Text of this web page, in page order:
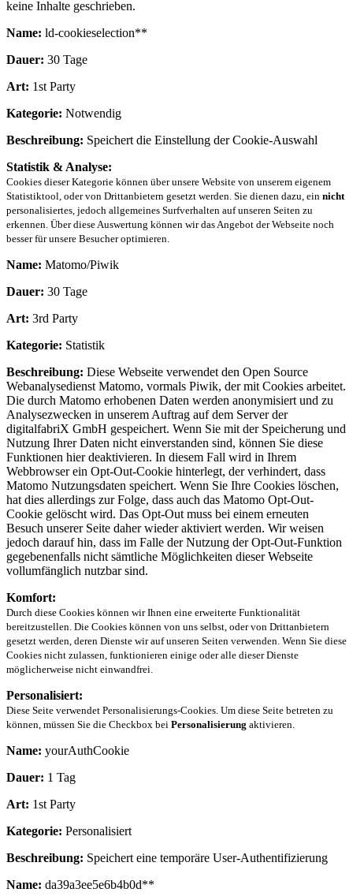
keine Inhalte geschrieben.
Name: ld-cookieselection**
Dauer: 30 Tage
Art: 1st Party
Kategorie: Notwendig
Beschreibung: Speichert die Einstellung der Cookie-Auswahl
Statistik & Analyse:
Cookies dieser Kategorie können über unsere Website von unserem eigenem
Statistiktool, oder von Drittanbietern gesetzt werden. Sie dienen dazu, ein nicht
personalisiertes, jedoch allgemeines Surfverhalten auf unseren Seiten zu
erkennen. Über diese Auswertung können wir das Angebot der Webseite noch
besser für unsere Besucher optimieren.
Name: Matomo/Piwik
Dauer: 30 Tage
Art: 3rd Party
Kategorie: Statistik
Beschreibung: Diese Webseite verwendet den Open Source
Webanalysedienst Matomo, vormals Piwik, der mit Cookies arbeitet.
Die durch Matomo erhobenen Daten werden anonymisiert und zu
Analysezwecken in unserem Auftrag auf dem Server der
digitalfabriX GmbH gespeichert. Wenn Sie mit der Speicherung und
Nutzung Ihrer Daten nicht einverstanden sind, können Sie diese
Funktionen hier deaktivieren. In diesem Fall wird in Ihrem
Webbrowser ein Opt-Out-Cookie hinterlegt, der verhindert, dass
Matomo Nutzungsdaten speichert. Wenn Sie Ihre Cookies löschen,
hat dies allerdings zur Folge, dass auch das Matomo Opt-Out-
Cookie gelöscht wird. Das Opt-Out muss bei einem erneuten
Besuch unserer Seite daher wieder aktiviert werden. Wir weisen
jedoch darauf hin, dass im Falle der Nutzung der Opt-Out-Funktion
gegebenenfalls nicht sämtliche Möglichkeiten dieser Webseite
vollumfänglich nutzbar sind.
Komfort:
Durch diese Cookies können wir Ihnen eine erweiterte Funktionalität
bereitzustellen. Die Cookies können von uns selbst, oder von Drittanbietern
gesetzt werden, deren Dienste wir auf unseren Seiten verwenden. Wenn Sie diese
Cookies nicht zulassen, funktionieren einige oder alle dieser Dienste
möglicherweise nicht einwandfrei.
Personalisiert:
Diese Seite verwendet Personalisierungs-Cookies. Um diese Seite betreten zu
können, müssen Sie die Checkbox bei Personalisierung aktivieren.
Name: yourAuthCookie
Dauer: 1 Tag
Art: 1st Party
Kategorie: Personalisiert
Beschreibung: Speichert eine temporäre User-Authentifizierung
Name: da39a3ee5e6b4b0d**